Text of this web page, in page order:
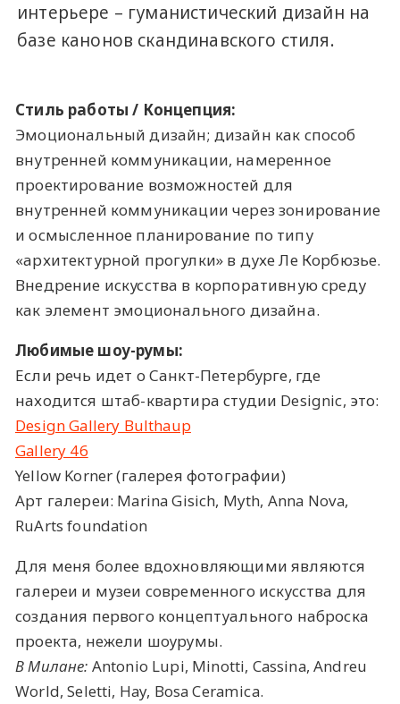
интерьере – гуманистический дизайн на
базе канонов скандинавского стиля.
Стиль работы / Концепция:
Эмоциональный дизайн; дизайн как способ
внутренней коммуникации, намеренное
проектирование возможностей для
внутренней коммуникации через зонирование
и осмысленное планирование по типу
«архитектурной прогулки» в духе Ле Корбюзье.
Внедрение искусства в корпоративную среду
как элемент эмоционального дизайна.
Любимые шоу-румы:
Если речь идет о Санкт-Петербурге, где
находится штаб-квартира студии Designic, это:
Design Gallery Bulthaup
Gallery 46
Yellow Korner (галерея фотографии)
Арт галереи: Marina Gisich, Myth, Anna Nova,
RuArts foundation
Для меня более вдохновляющими являются
галереи и музеи современного искусства для
создания первого концептуального наброска
проекта, нежели шоурумы.
В Милане: Antonio Lupi, Minotti, Cassina, Andreu
World, Seletti, Hay, Bosa Ceramica.